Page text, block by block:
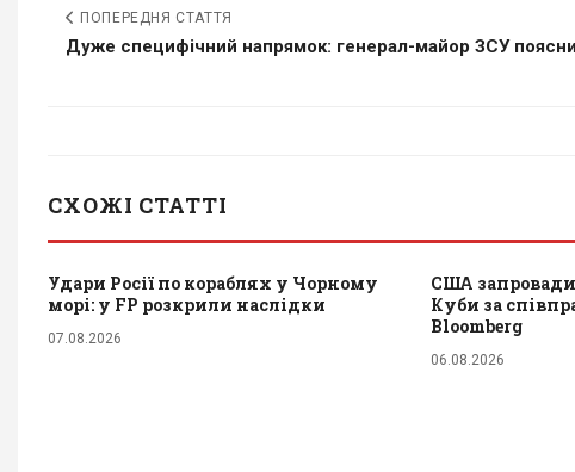
ПОПЕРЕДНЯ СТАТТЯ
Дуже специфічний напрямок: генерал-майор ЗСУ
СХОЖІ СТАТТІ
Удари Росії по кораблях у Чорному
морі: у FP розкрили наслідки
07.08.2026
США
Куби за
Bloomberg
06.08.2026